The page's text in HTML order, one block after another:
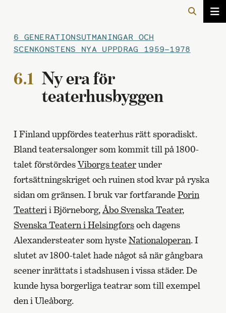
6 GENERATIONSUTMANINGAR OCH
SCENKONSTENS NYA UPPDRAG 1959–1978
6.1 Ny era för
teaterhusbyggen
I Finland uppfördes teaterhus rätt sporadiskt.
Bland teatersalonger som kommit till på 1800-
talet förstördesViborgs teaterunder
fortsättningskriget och ruinen stod kvar på ryska
sidan om gränsen. I bruk var fortfarandePorin
Teatteri i Björneborg, Åbo Svenska Teater,
Svenska Teatern i Helsingforsoch dagens
Alexandersteater som hysteNationaloperan. I
slutet av 1800-talet hade något så när gångbara
scener inrättats i stadshusen i vissa städer. De
kunde hysa borgerliga teatrar som till exempel
den i Uleåborg.